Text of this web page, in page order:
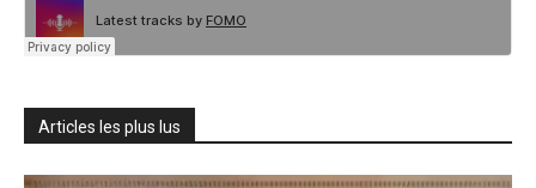
Articles les plus lus